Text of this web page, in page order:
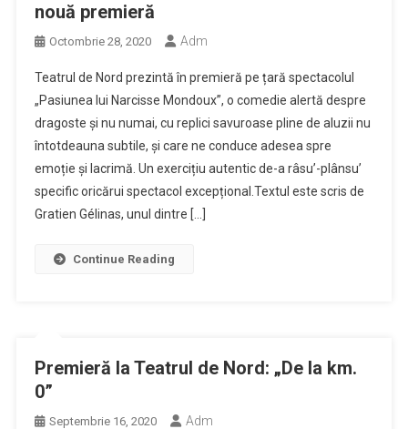
nouă premieră
Octombrie 28, 2020 Adm
Teatrul de Nord prezintă în premieră pe țară spectacolul
„Pasiunea lui Narcisse Mondoux”, o comedie alertă despre
dragoste și nu numai, cu replici savuroase pline de aluzii nu
întotdeauna subtile, și care ne conduce adesea spre
emoție și lacrimă. Un exercițiu autentic de-a râsu’-plânsu’
specific oricărui spectacol excepțional.Textul este scris de
Gratien Gélinas, unul dintre […]
Continue Reading
Premieră la Teatrul de Nord: „De la km.
0”
Septembrie 16, 2020 Adm